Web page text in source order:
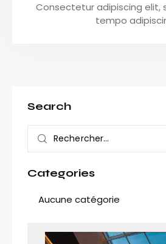
Consectetur adipiscing elit,
tempo
Search
Categories
Aucune catégorie